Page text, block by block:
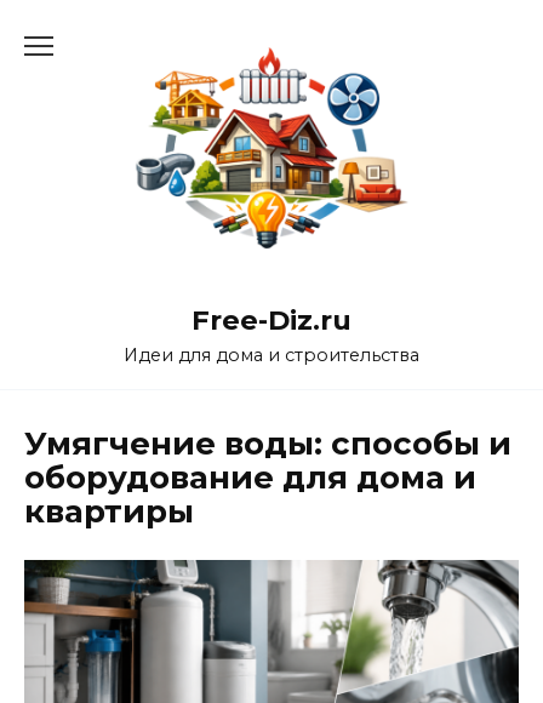
Free-Diz.ru
Идеи для дома и строительства
Умягчение воды: способы и
оборудование для дома и
квартиры